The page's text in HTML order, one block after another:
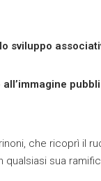
sviluppo
che ricoprì il
qualsiasi sua